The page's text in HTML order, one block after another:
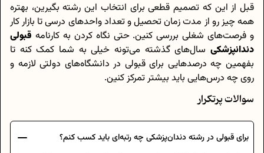
قبل از این که تصمیم قطعی برای انتخاب این رشته بگیرین، بهتره
همه چیز رو از مدت زمان تحصیل و تعداد واحدهای درسی تا بازار کار
و فرصت‌های شغلی بررسی کنین. حتی نگاه کردن به کارنامه قبولی‌
دندانپزشکی سال‌های گذشته می‌تونه خیلی به شما کمک کنه تا
بفهمین چه درصدهایی برای قبولی در دانشگاه‌های دولتی لازمه و
روی چه درس‌هایی باید بیشتر تمرکز کنین.
سوالات پرتکرار
برای قبولی در رشته دندان‌پزشکی چه رتبه‌ای باید کسب کنم؟